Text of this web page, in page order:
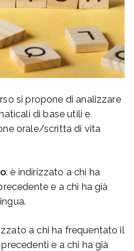
si propone di analizzare
di base utili e
orale/scritta di vita
: è indirizzato a chi ha
e a chi ha già
a chi ha frequentato il
e a chi ha già